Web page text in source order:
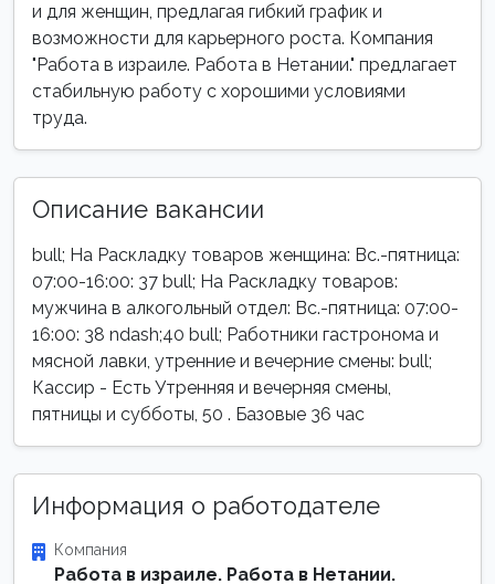
и для женщин, предлагая гибкий график и
возможности для карьерного роста. Компания
"Работа в израиле. Работа в Нетании." предлагает
стабильную работу с хорошими условиями
труда.
Описание вакансии
bull; На Раскладку товаров женщина: Вс.-пятница:
07:00-16:00: 37 bull; На Раскладку товаров:
мужчина в алкогольный отдел: Вс.-пятница: 07:00-
16:00: 38 ndash;40 bull; Работники гастронома и
мясной лавки, утренние и вечерние смены: bull;
Кассир - Есть Утренняя и вечерняя смены,
пятницы и субботы, 50 . Базовые 36 час
Информация о работодателе
Компания
Работа в израиле. Работа в Нетании.